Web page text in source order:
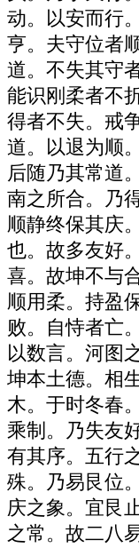
动。以安而行
亨。夫守位者
道。不失其守
能识刚柔者不
得者不失。戒
道。以退为顺
后随乃其常道
南之所合。乃
顺静终保其庆
也。故多友好
喜。故坤不与
顺用柔。持盈
败。自恃者亡
以数言。河图
坤本土德。相
木。于时冬春
乘制。乃失友
有其序。五行
殊。乃易艮位
庆之象。宜艮
之常。故二八